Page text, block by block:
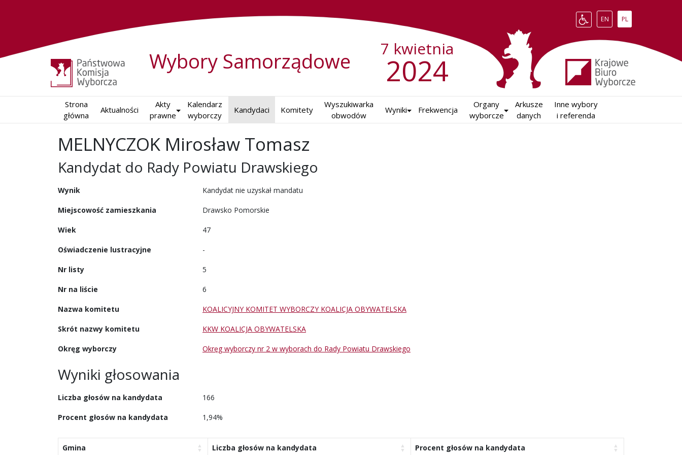
Change language to English
EN Zmień język na
PL
Wybory Samorządowe 2024
7 kwietnia
Strona
główna
Aktualności
Akty
prawne
Kalendarz
wyborczy
Kandydaci Komitety
Wyszukiwarka
obwodów
Wyniki Frekwencja
Organy
wyborcze
Arkusze
danych
Inne wybory
i referenda
MELNYCZOK Mirosław Tomasz
Kandydat do Rady Powiatu Drawskiego
w wyborach samorządowych w 2024 r.
Wynik Kandydat nie uzyskał mandatu
Miejscowość zamieszkania Drawsko Pomorskie
Wiek 47
Oświadczenie lustracyjne -
Nr listy 5
Nr na liście 6
Nazwa komitetu KOALICYJNY KOMITET WYBORCZY KOALICJA OBYWATELSKA
Skrót nazwy komitetu KKW KOALICJA OBYWATELSKA
Okręg wyborczy Okręg wyborczy nr 2 w wyborach do Rady Powiatu Drawskiego
Wyniki głosowania
Liczba głosów na kandydata 166
Procent głosów na kandydata 1,94%
Gmina Liczba głosów na kandydata Procent głosów na kandydata